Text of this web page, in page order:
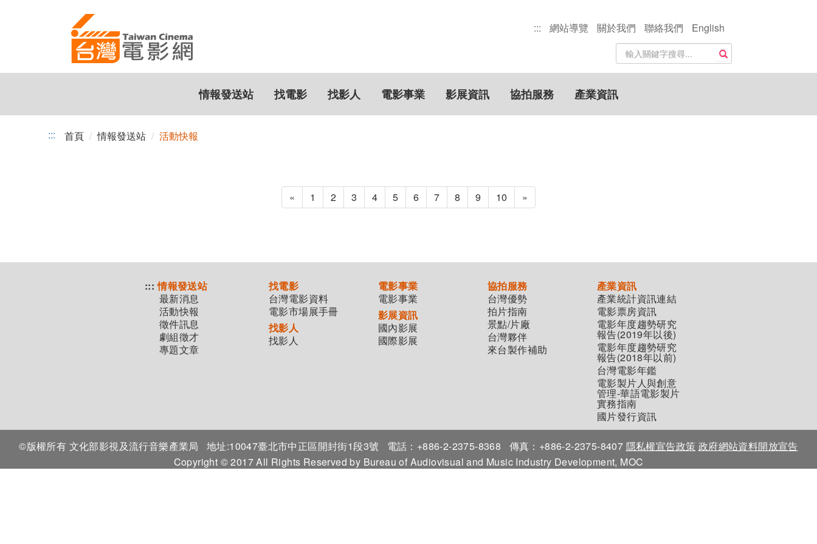
報
::: 網站導覽 關於我們 聯絡我們
English
站
內
搜
尋
關
鍵
搜尋
情報發送站 找電影 找影人 電影事業 影展資訊 協拍服務 產業資訊
::: 首頁 情報發送站 活動快報
« 1 2 3 4 5 6 7 8 9 10 »
::: 情報發送站
最新消息
活動快報
徵件訊息
劇組徵才
專題文章
找電影
台灣電影資料
電影市場展手冊
找影人
找影人
電影事業
電影事業
影展資訊
國內影展
國際影展
協拍服務
台灣優勢
拍片指南
景點/片廠
台灣夥伴
來台製作補助
產業資訊
產業統計資訊連結
電影票房資訊
電影年度趨勢研究
報告(2019年以後)
電影年度趨勢研究
報告(2018年以前)
台灣電影年鑑
電影製片人與創意
管理-華語電影製片
實務指南
國片發行資訊
©版權所有 文化部影視及流行音樂產業局 地址:10047臺北市中正區開封街1段3號 電話：+886-2-2375-8368 傳真：+886-2-2375-8407 隱私權宣告政策 政府網站資料開放宣告
Copyright © 2017 All Rights Reserved by Bureau of Audiovisual and Music Industry Development, MOC